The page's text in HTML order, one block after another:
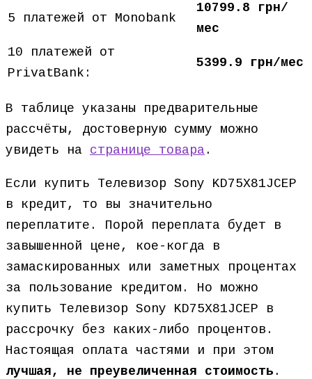
5 платежей от Monobank
10799.8 грн/
мес
10 платежей от
PrivatBank:
5399.9 грн/мес
В таблице указаны предварительные
рассчёты, достоверную сумму можно
увидеть на странице товара .
Если купить Телевизор Sony KD75X81JCEP
в кредит, то вы значительно
переплатите. Порой переплата будет в
завышенной цене, кое-когда в
замаскированных или заметных процентах
за пользование кредитом. Но можно
купить Телевизор Sony KD75X81JCEP в
рассрочку без каких-либо процентов.
Настоящая оплата частями и при этом
лучшая, не преувеличенная стоимость .